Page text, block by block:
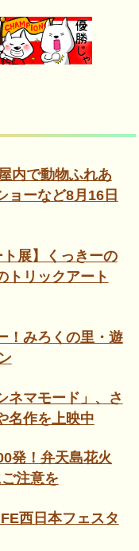
内で動物ふれあ
ョーなど8月16日
展】くっきーの
トリックアート
！みろくの里・遊
ネマモード」、さ
名作を上映中
発！弁天島花火
注意を
西日本フェスタ